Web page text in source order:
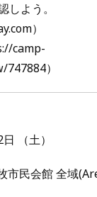
しよう。
）
camp-
）
（土）
市民会館 全域